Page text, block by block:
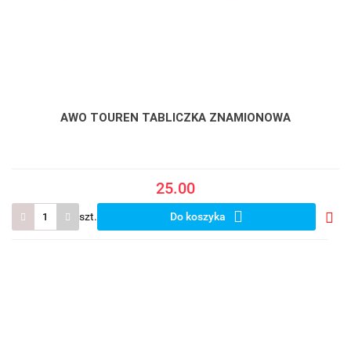
AWO TOUREN TABLICZKA ZNAMIONOWA
25.00
szt. Do koszyka